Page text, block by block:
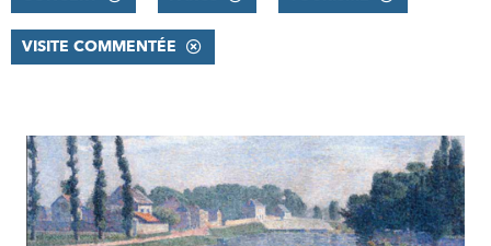
VISITE COMMENTÉE
RÉSULTATS